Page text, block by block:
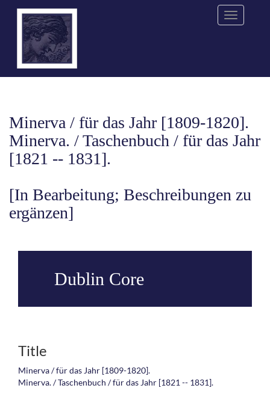
Menu
Minerva / für das Jahr [1809-1820].
Minerva. / Taschenbuch / für das Jahr
[1821 -- 1831].
[In Bearbeitung; Beschreibungen zu
ergänzen]
Dublin Core
Title
Minerva / für das Jahr [1809-1820].
Minerva. / Taschenbuch / für das Jahr [1821 -- 1831].